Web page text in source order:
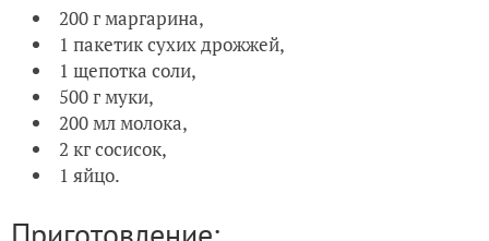
200 г маргарина,
1 пакетик сухих дрожжей,
1 щепотка соли,
500 г муки,
200 мл молока,
2 кг сосисок,
1 яйцо.